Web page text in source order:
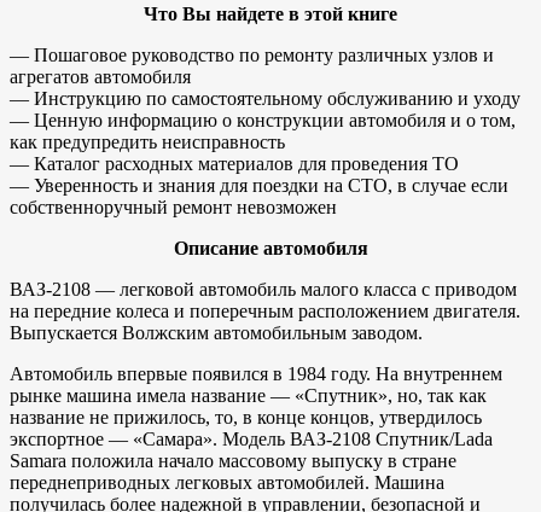
Что Вы найдете в этой книге
— Пошаговое руководство по ремонту различных узлов и
агрегатов автомобиля
— Инструкцию по самостоятельному обслуживанию и уходу
— Ценную информацию о конструкции автомобиля и о том,
как предупредить неисправность
— Каталог расходных материалов для проведения ТО
— Уверенность и знания для поездки на СТО, в случае если
собственноручный ремонт невозможен
Описание автомобиля
ВАЗ-2108 — легковой автомобиль малого класса с приводом
на передние колеса и поперечным расположением двигателя.
Выпускается Волжским автомобильным заводом.
Автомобиль впервые появился в 1984 году. На внутреннем
рынке машина имела название — «Спутник», но, так как
название не прижилось, то, в конце концов, утвердилось
экспортное — «Самара». Модель ВАЗ-2108 Спутник/Lada
Samara положила начало массовому выпуску в стране
переднеприводных легковых автомобилей. Машина
получилась более надежной в управлении, безопасной и